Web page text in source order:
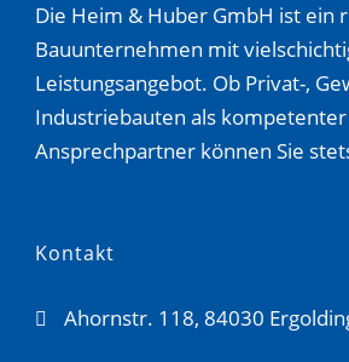
Die Heim & Huber GmbH ist ein
Bauunternehmen mit
Leistungsangebot. Ob Privat-,
Industriebauten als kompetenter
Ansprechpartner können Sie
Kontakt
Ahornstr. 118, 84030